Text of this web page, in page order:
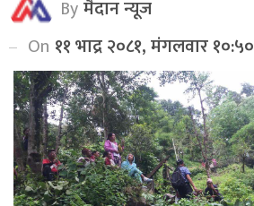
Byमैदान न्यूज
On ११ भाद्र २०८१, मंगलवार १०:५०